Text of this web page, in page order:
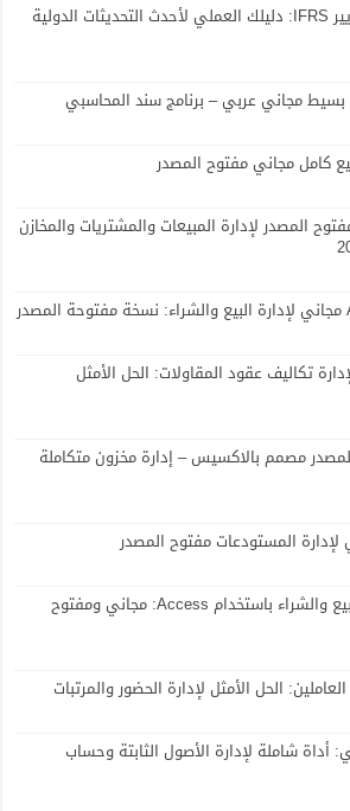
الخرائط الذهنية لمعايير IFRS: دليلك العملي لأحدث التحديثات الدولية
بسيط مجاني عربي – برنامج سند المحاسبي
كامل مجاني مفتوح المصدر
المصدر لإدارة المبيعات والمشتريات والمخازن
تكاليف عقود المقاولات: الحل الأمثل
مصمم بالاكسيس – إدارة مخزون متكاملة
المستودعات مفتوح المصدر
برنامج إدارة حركات البيع والشراء باستخدام Access: مجاني ومفتوح
الحل الأمثل لإدارة الحضور والمرتبات
أداة شاملة لإدارة الأصول الثابتة وحساب